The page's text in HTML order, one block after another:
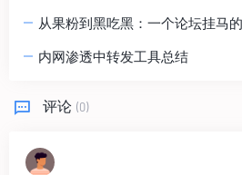
从果粉到黑吃黑：一个论坛挂马
内网渗透中转发工具总结
评论 (0)